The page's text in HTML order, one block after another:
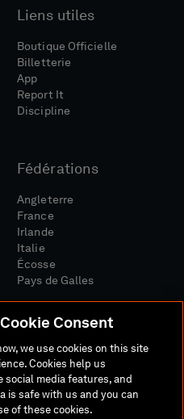
Liens utiles
Boutique Officielle
Billetterie
App
Report It
Discipline
Fédérations
Angleterre
France
Irlande
Italie
Écosse
Pays de Galles
Politique De Cookies
Consent
we use cookies on this site
Cookies help us
social media features, and
is safe with us and you can
of these cookies.